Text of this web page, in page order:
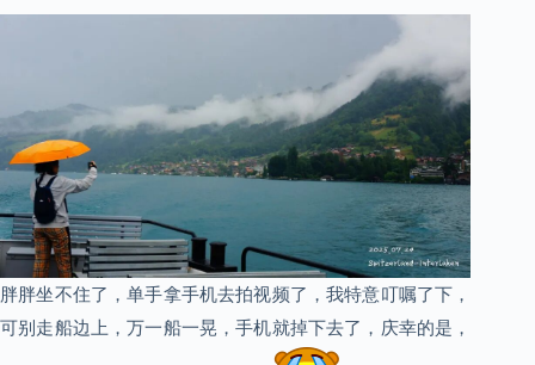
胖胖坐不住了，单手拿手机去拍视频了，我特意叮嘱了下，
可别走船边上，万一船一晃，手机就掉下去了，庆幸的是，